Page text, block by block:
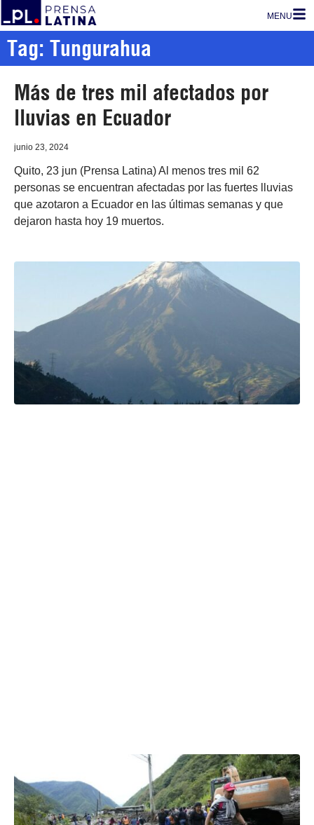
MENU
Tag: Tungurahua
Más de tres mil afectados por
lluvias en Ecuador
junio 23, 2024
Quito, 23 jun (Prensa Latina) Al menos tres mil 62
personas se encuentran afectadas por las fuertes lluvias
que azotaron a Ecuador en las últimas semanas y que
dejaron hasta hoy 19 muertos.